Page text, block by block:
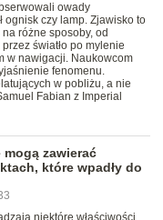
owady
ognisk czy lamp. Zjawisko to
różne sposoby, od
światło po mylenie
w nawigacji. Naukowcom
fenomenu.
w pobliżu, a nie
Fabian z Imperial
zawierać
które wpadły do